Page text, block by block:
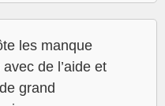
les manque
de l’aide et
grand